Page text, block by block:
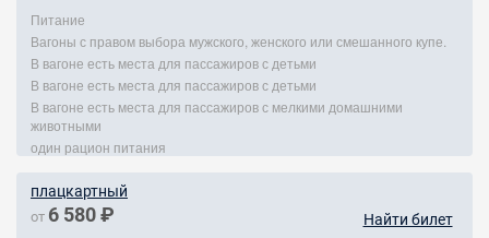
Питание
Вагоны с правом выбора мужского, женского или смешанного купе.
В вагоне есть места для пассажиров с детьми
В вагоне есть места для пассажиров с детьми
В вагоне есть места для пассажиров с мелкими домашними
животными
один рацион питания
плацкартный
от 6 580 ₽ Найти билет